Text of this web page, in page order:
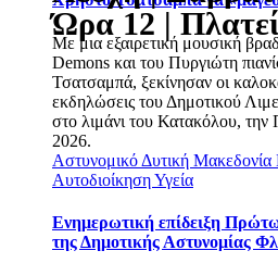
Με μια εξαιρετική μουσική
Demons και του Πυργιώτη
Τσατσαμπά, ξεκίνησαν οι
εκδηλώσεις του Δημοτικού
στο λιμάνι του Κατακόλου,
2026.
Αστυνομικό Δυτική Μακεδονία
ΑυτοδιοίκησηΥγεία
Ενημερωτική επίδειξη
της Δημοτικής Αστυνομίας
Ώρα 12 |